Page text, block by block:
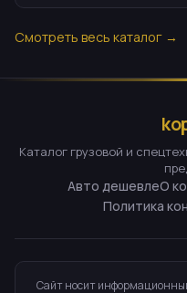
Смотреть весь каталог →
Каталог грузовой и
Авто дешевлеО
Политика
Сайт носит